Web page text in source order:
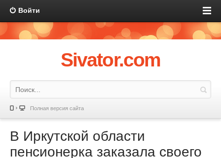
Войти
Sivator.com
Полная версия сайта
В Иркутской области
пенсионерка заказала своего